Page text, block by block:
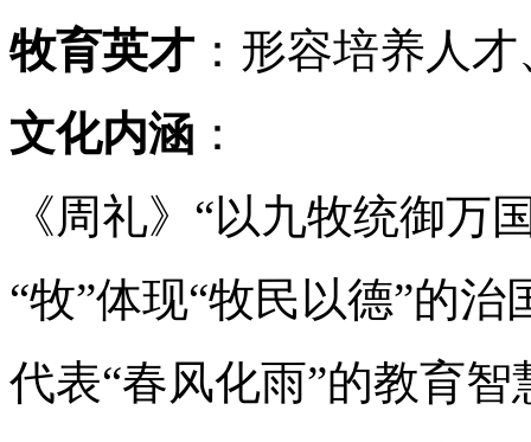
牧育英才：形容培养人
文化内涵 ：
《周礼》“以九牧统御万
“牧”体现“牧民以德”的治
代表“春风化雨”的教育智